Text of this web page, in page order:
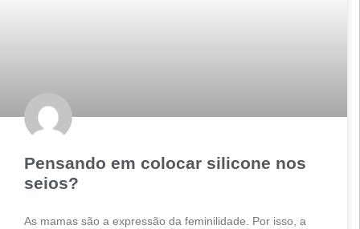
Pensando em colocar silicone nos
seios?
As mamas são a expressão da feminilidade. Por isso, a